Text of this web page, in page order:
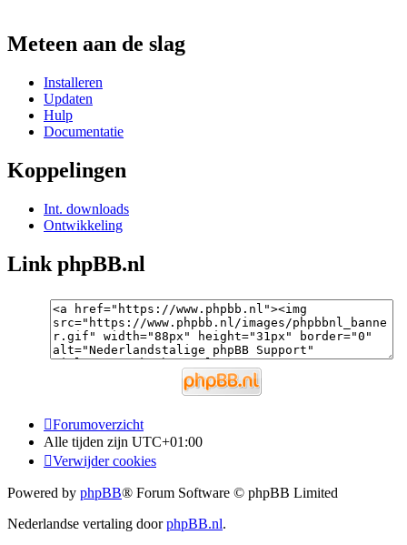
Meteen aan de slag
Installeren
Updaten
Hulp
Documentatie
Koppelingen
Int. downloads
Ontwikkeling
Link phpBB.nl
Forumoverzicht
Alle tijden zijn UTC+01:00
Verwijder cookies
Powered by phpBB® Forum Software © phpBB Limited
Nederlandse vertaling doorphpBB.nl.